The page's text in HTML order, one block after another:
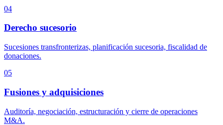
04
Derecho sucesorio
Sucesiones transfronterizas, planificación sucesoria, fiscalidad de
donaciones.
05
Fusiones y adquisiciones
Auditoría, negociación, estructuración y cierre de operaciones
M&A.